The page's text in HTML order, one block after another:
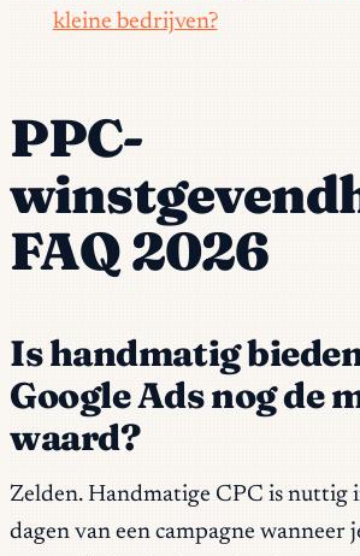
kleine bedrijven?
PPC-
FAQ 2026
Is handmatig
Google Ads nog de
waard?
Zelden. Handmatige CPC is nuttig
dagen van een campagne wanneer